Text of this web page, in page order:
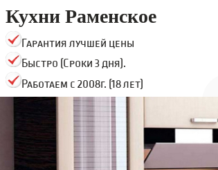
Кухни Раменское
Гарантия лучшей цены
Быстро (Сроки 3 дня).
Работаем с 2008г. (18 лет)